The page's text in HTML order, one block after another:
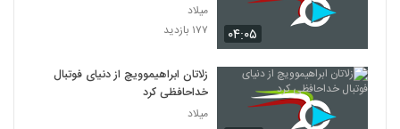
۰۴:۰۵
میلاد
۱۷۷ بازدید
زلاتان ابراهیموویچ از دنیای فوتبال
خداحافظی کرد
میلاد